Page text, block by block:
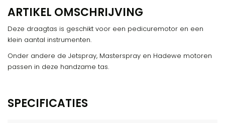
ARTIKEL OMSCHRIJVING
Deze draagtas is geschikt voor een pedicuremotor en een
klein aantal instrumenten.
Onder andere de Jetspray, Masterspray en Hadewe motoren
passen in deze handzame tas.
SPECIFICATIES